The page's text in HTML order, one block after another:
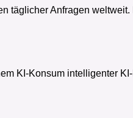
täglicher Anfragen
KI-Konsum intelligenter